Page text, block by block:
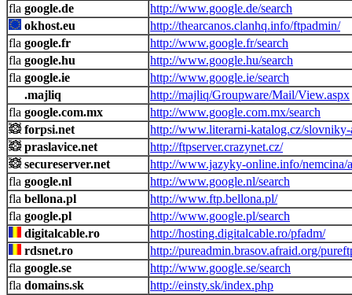
google.de
http://www.google.de/search
okhost.eu
http://thearcanos.clanhq.info/ftpadmin/
google.fr
http://www.google.fr/search
google.hu
http://www.google.hu/search
google.ie
http://www.google.ie/search
.majliq
http://majliq/Groupware/Mail/View.aspx
google.com.mx
http://www.google.com.mx/search
forpsi.net
http://www.literarni-katalog.cz/
praslavice.net
http://ftpserver.crazynet.cz/
secureserver.net
http://www.jazyky-online.info/nemcina/
google.nl
http://www.google.nl/search
bellona.pl
http://www.ftp.bellona.pl/
google.pl
http://www.google.pl/search
digitalcable.ro
http://hosting.digitalcable.ro/pfadm/
rdsnet.ro
http://pureadmin.brasov.afraid.org/
google.se
http://www.google.se/search
domains.sk
http://einsty.sk/index.php